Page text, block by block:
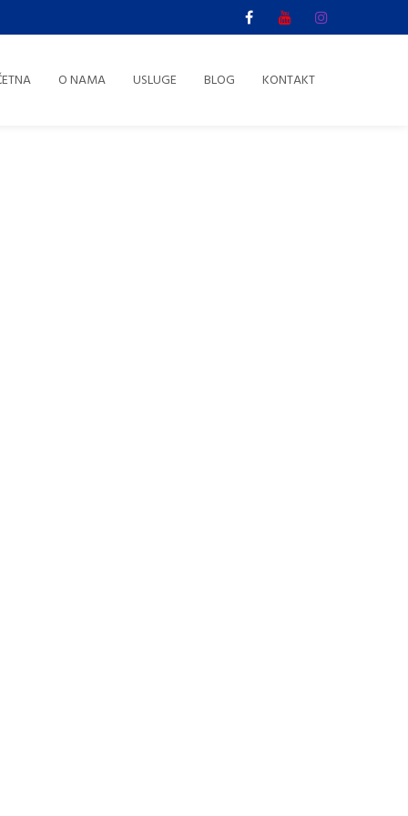
O NAMA USLUGE BLOG KONTAKT